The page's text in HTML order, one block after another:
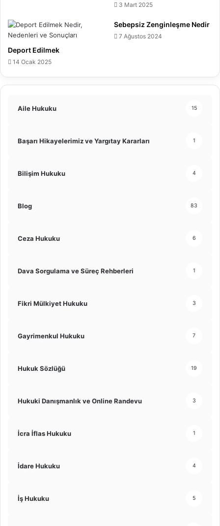
3 Mart 2025
Deport Edilmek
14 Ocak 2025
Sebepsiz Zenginleşme Nedir
7 Ağustos 2024
Aile Hukuku 15
Başarı Hikayelerimiz ve Yargıtay Kararları 1
Bilişim Hukuku 4
Blog 83
Ceza Hukuku 6
Dava Sorgulama ve Süreç Rehberleri 1
Fikri Mülkiyet Hukuku 3
Gayrimenkul Hukuku 7
Hukuk Sözlüğü 19
Hukuki Danışmanlık ve Online Randevu 3
İcra İflas Hukuku 1
İdare Hukuku 4
İş Hukuku 5